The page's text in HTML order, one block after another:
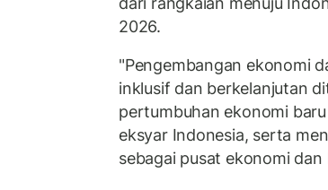
2026.
"Pengembangan ekonomi
inklusif dan berkelanjutan
pertumbuhan ekonomi
eksyar Indonesia, serta
sebagai pusat ekonomi